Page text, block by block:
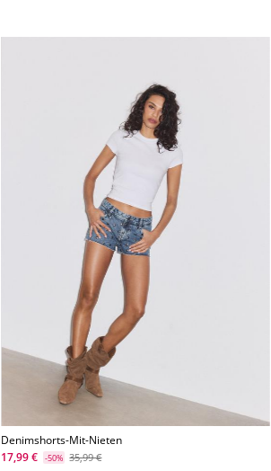
Denimshorts-Mit-Nieten
17,99 €
-50% 35,99 €